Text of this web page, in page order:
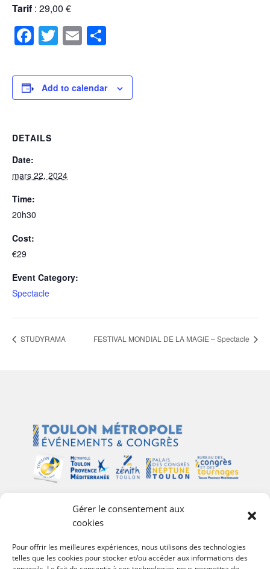
Gérer le consentement aux
cookies
Pour offrir les meilleures expériences, nous utilisons des technologies
telles que les cookies pour stocker et/ou accéder aux informations des
Tarif : 29,00 €
Facebook
Twitter
Email
Add to calendar
DETAILS
Date:
mars 22, 2024
Time:
20h30
Cost:
€29
Event Category:
Spectacle
STUDYRAMA FESTIVAL MONDIAL DE LA MAGIE – Spectacle
Plan du site
Palais des Congrès Neptune
Zénith de Toulon